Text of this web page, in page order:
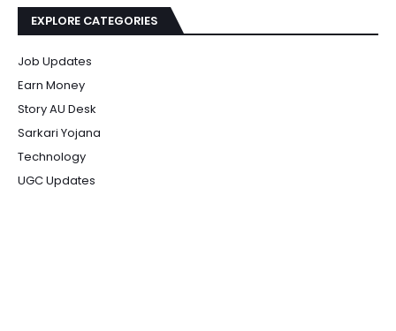
EXPLORE CATEGORIES
Job Updates
Earn Money
Story AU Desk
Sarkari Yojana
Technology
UGC Updates